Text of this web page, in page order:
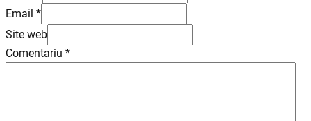
Email *
Site web
Comentariu *